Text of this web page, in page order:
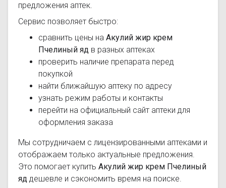
предложения аптек.
Сервис позволяет быстро:
сравнить цены на Акулий жир крем
Пчелиный яд в разных аптеках
проверить наличие препарата перед
покупкой
найти ближайшую аптеку по адресу
узнать режим работы и контакты
перейти на официальный сайт аптеки для
оформления заказа
Мы сотрудничаем с лицензированными аптеками и
отображаем только актуальные предложения.
Это помогает купить Акулий жир крем Пчелиный
яд дешевле и сэкономить время на поиске.